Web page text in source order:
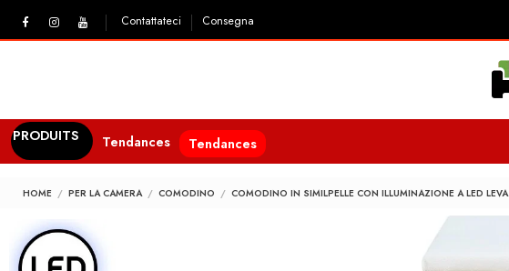
Contattateci Consegna
PRODUITS Tendances Tendances
HOME PER LA CAMERA COMODINO COMODINO IN SIMILPELLE CON ILLUMINAZIONE A LED LEVA